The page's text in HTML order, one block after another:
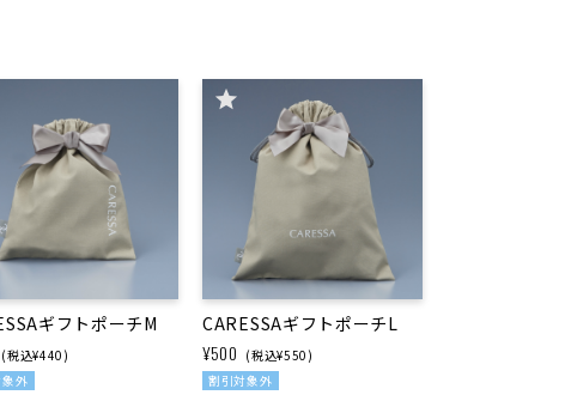
ギフトポーチM
(税込¥440)
外
CARESSAギフトポーチL
¥500 (税込¥550)
割引対象外